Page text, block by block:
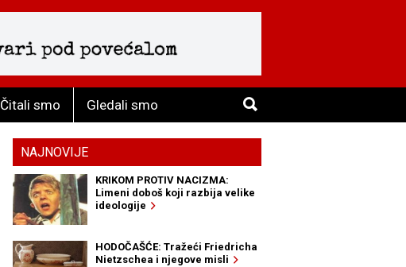
Čitali smo Gledali smo
NAJNOVIJE
KRIKOM PROTIV NACIZMA:
Limeni doboš koji razbija velike
ideologije
HODOČAŠĆE: Tražeći Friedricha
Nietzschea i njegove misli